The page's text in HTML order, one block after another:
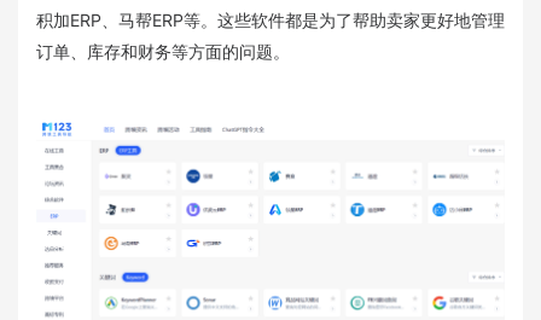
积加ERP、马帮ERP等。这些软件都是为了帮助卖家更好地管理
订单、库存和财务等方面的问题。